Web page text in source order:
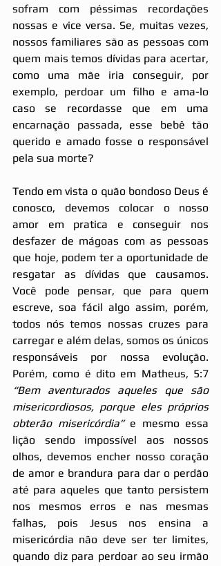
sofram com péssimas recordações
nossas e vice versa. Se, muitas vezes,
nossos familiares são as pessoas com
quem mais temos dívidas para acertar,
como uma mãe iria conseguir, por
exemplo, perdoar um filho e ama-lo
caso se recordasse que em uma
encarnação passada, esse bebê tão
querido e amado fosse o responsável
pela sua morte?
Tendo em vista o quão bondoso Deus é
conosco, devemos colocar o nosso
amor em pratica e conseguir nos
desfazer de mágoas com as pessoas
que hoje, podem ter a oportunidade de
resgatar as dívidas que causamos.
Você pode pensar, que para quem
escreve, soa fácil algo assim, porém,
todos nós temos nossas cruzes para
carregar e além delas, somos os únicos
responsáveis por nossa evolução.
“Bem aventurados aqueles que são
misericordiosos, porque eles próprios
obterão misericórdia” e mesmo essa
lição sendo impossível aos nossos
olhos, devemos encher nosso coração
de amor e brandura para dar o perdão
até para aqueles que tanto persistem
nos mesmos erros e nas mesmas
falhas, pois Jesus nos ensina a
misericórdia não deve ser ter limites,
quando diz para perdoar ao seu irmão